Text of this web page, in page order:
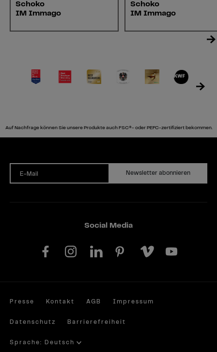
Schoko
IM Immago
Schoko
IM Immago
Auf Nachfrage können Sie unsere Produkte auch FSC®- oder PEFC-zertifiziert bekommen.
E-Mail Newsletter abonnieren
Social Media
Presse Kontakt AGB Impressum
Datenschutz Barrierefreiheit
Sprache: Deutsch